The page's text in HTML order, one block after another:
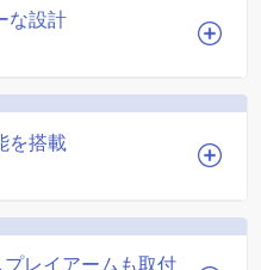
な設計
を搭載
レイアームも取付